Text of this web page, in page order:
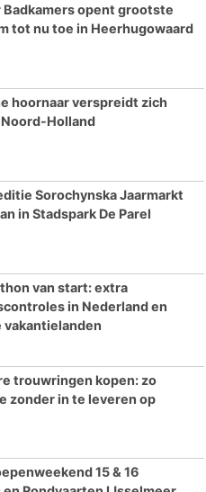
Badkamers opent grootste
tot nu toe in Heerhugowaard
hoornaar verspreidt zich
Holland
Sorochynska Jaarmarkt
in Stadspark De Parel
van start: extra
in Nederland en
vakantielanden
trouwringen kopen: zo
zonder in te leveren op
15 & 16